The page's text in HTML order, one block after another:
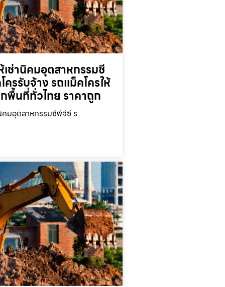
เช่านิคมอุตสาหกรรมซี
รรับจ้าง รถแม็คโครให้
พื้นที่ทั่วไทย ราคาถูก
คมอุตสาหกรรมซีพีจีซี ร